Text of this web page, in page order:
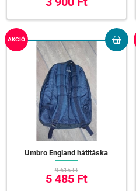
AKCIÓ
Umbro England hátitáska
9 615 Ft
5 485 Ft